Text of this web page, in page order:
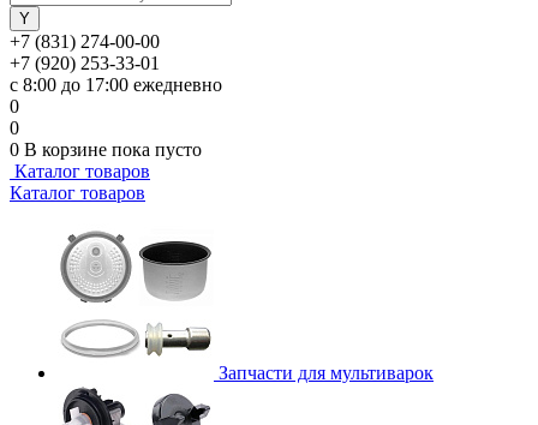
+7 (831) 274-00-00
+7 (920) 253-33-01
с 8:00 до 17:00 ежедневно
0
0
0 В корзине пока пусто
Каталог товаров
Каталог товаров
Запчасти для мультиварок